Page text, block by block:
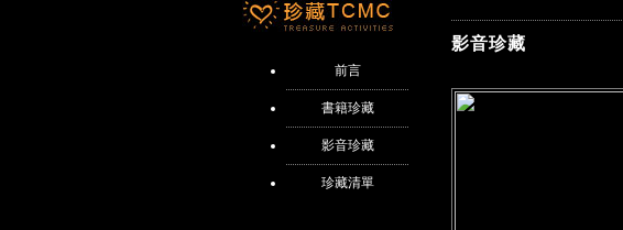
前言
書籍珍藏
影音珍藏
珍藏清單
影音珍藏